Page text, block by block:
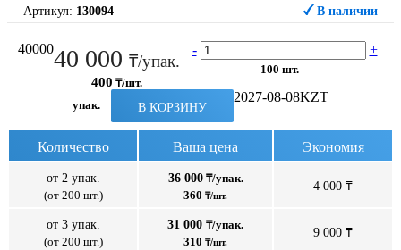
Артикул: 130094 В наличии
4000040 000 ₸/упак.
400 ₸/шт.
- +
100 шт.
упак. В КОРЗИНУ
2027-08-08KZT
Количество Ваша цена Экономия
от 2 упак.
(от 200 шт.)
36 000₸/упак.
360 ₸/шт.
4 000 ₸
от 3 упак.
(от 200 шт.)
31 000 ₸/упак.
310 ₸/шт.
9 000 ₸